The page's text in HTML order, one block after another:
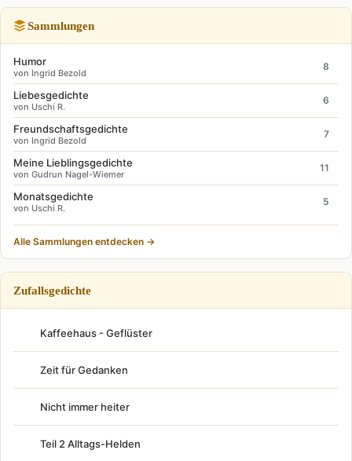
Sammlungen
Humor
von Ingrid Bezold
8
Liebesgedichte
von Uschi R.
6
Freundschaftsgedichte
von Ingrid Bezold
7
Meine Lieblingsgedichte
von Gudrun Nagel-Wiemer
11
Monatsgedichte
von Uschi R.
5
Alle Sammlungen entdecken →
Zufallsgedichte
Kaffeehaus - Geflüster
Zeit für Gedanken
Nicht immer heiter
Teil 2 Alltags-Helden